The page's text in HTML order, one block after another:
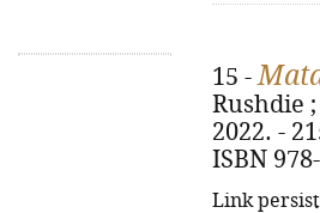
15 -
Rushdie
2022. -
ISBN
Link